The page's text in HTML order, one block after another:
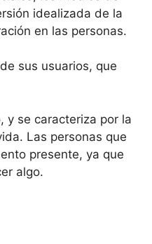
idealizada de la
en las personas.
sus usuarios, que
y se caracteriza por la
Las personas que
presente, ya que
algo.